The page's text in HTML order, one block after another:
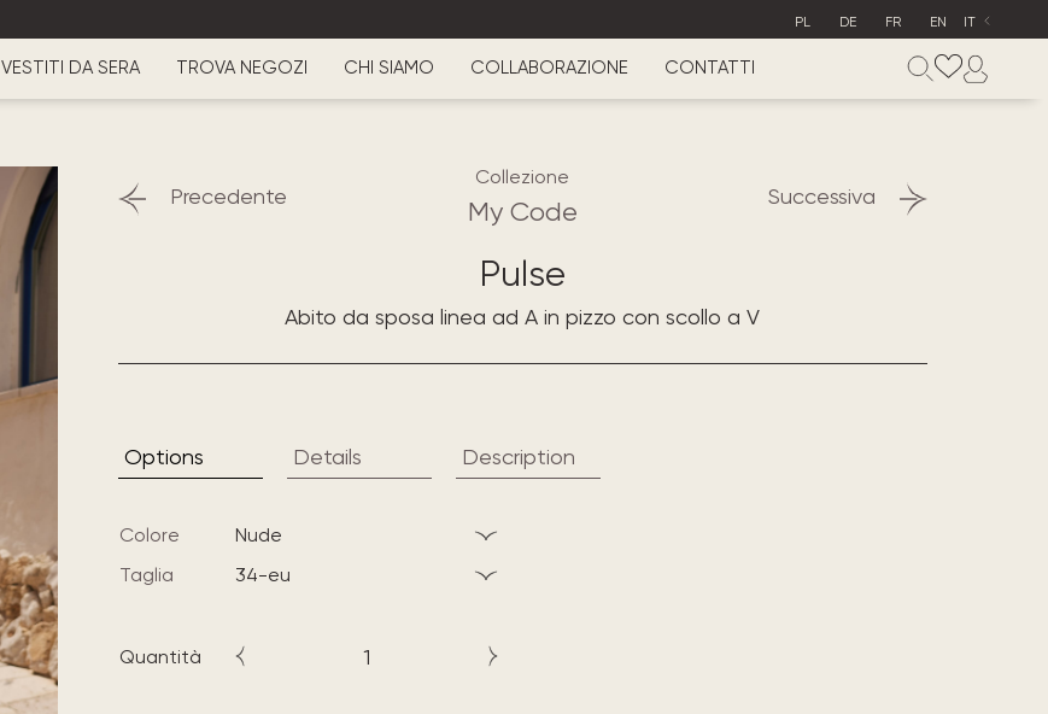
PL DE FR EN IT
VESTITI DA SERA TROVA NEGOZI CHI SIAMO COLLABORAZIONE CONTATTI
Precedente Successiva
Collezione
My Code
Pulse
Abito da sposa linea ad A in pizzo con scollo a V
Options Details Description
Colore
nude
Taglia
34-eu
Quantità